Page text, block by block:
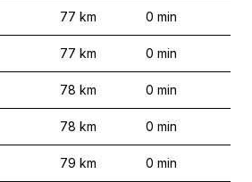
77 km 0 min
77 km 0 min
78 km 0 min
78 km 0 min
79 km 0 min